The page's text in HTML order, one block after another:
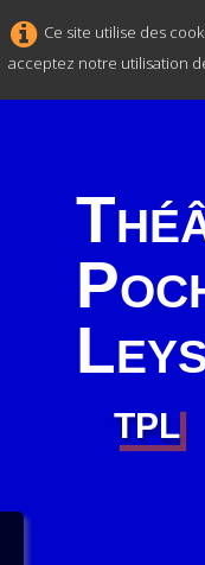
Ce site utilise des
acceptez notre utilisation
TPL